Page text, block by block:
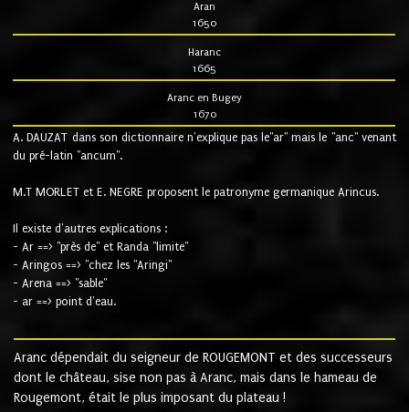
Aran
1650
Haranc
1665
Aranc en Bugey
1670
A. DAUZAT dans son dictionnaire n'explique pas le"ar" mais le "anc" venant
du pré-latin "ancum".
M.T MORLET et E. NEGRE proposent le patronyme germanique Arincus.
Il existe d'autres explications :
- Ar ==> "près de" et Randa "limite"
- Aringos ==> "chez les "Aringi"
- Arena ==> "sable"
- ar ==> point d'eau.
Aranc dépendait du seigneur de ROUGEMONT et des successeurs
dont le château, sise non pas à Aranc, mais dans le hameau de
Rougemont, était le plus imposant du plateau !